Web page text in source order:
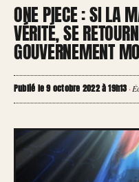
ONE PIECE : SI LA
VÉRITÉ, SE
GOUVERNEMENT
Publié le 9 octobre 2022 à 19h13 ·